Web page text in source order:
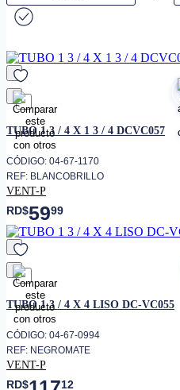
favorito
TUBO 1 3 / 4 X 1 3 / 4 DCVC057
CÓDIGO: 04-67-1170
REF: BLANCOBRILLO
VENT-P
RD$5999
favorito
TUBO 1 3 / 4 X 4 LISO DC-VC055
CÓDIGO: 04-67-0994
REF: NEGROMATE
VENT-P
RD$
12